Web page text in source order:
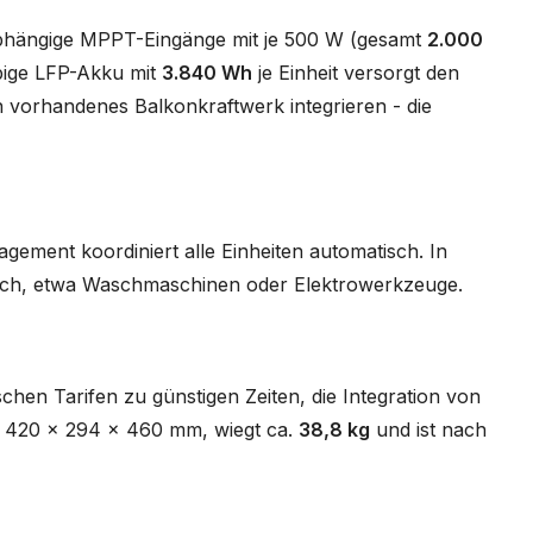
MPPT-Eingänge mit je 500 W (gesamt 2.000
LFP-Akku mit 3.840 Wh je Einheit versorgt den
Balkonkraftwerk integrieren - die
koordiniert alle Einheiten automatisch. In
etwa Waschmaschinen oder Elektrowerkzeuge.
Tarifen zu günstigen Zeiten, die Integration von
420 x 294 x 460 mm, wiegt ca. 38,8 kg und ist nach